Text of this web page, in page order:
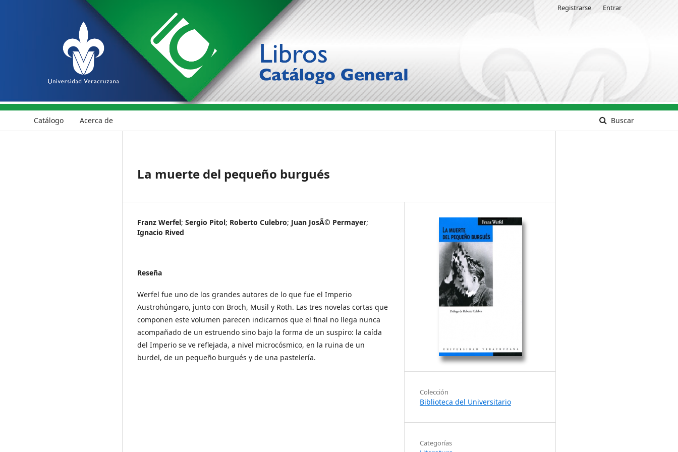
Catálogo Acerca de Buscar
Registrarse Entrar
La muerte del pequeño burgués
Franz Werfel; Sergio Pitol; Roberto Culebro; Juan JosÃ© Permayer;
Ignacio Rived
Reseña
Werfel fue uno de los grandes autores de lo que fue el Imperio
Austrohúngaro, junto con Broch, Musil y Roth. Las tres novelas cortas que
componen este volumen parecen indicarnos que el final no llega nunca
acompañado de un estruendo sino bajo la forma de un suspiro: la caída
del Imperio se ve reflejada, a nivel microcósmico, en la ruina de un
burdel, de un pequeño burgués y de una pastelería.
Colección
Biblioteca del Universitario
Categorías